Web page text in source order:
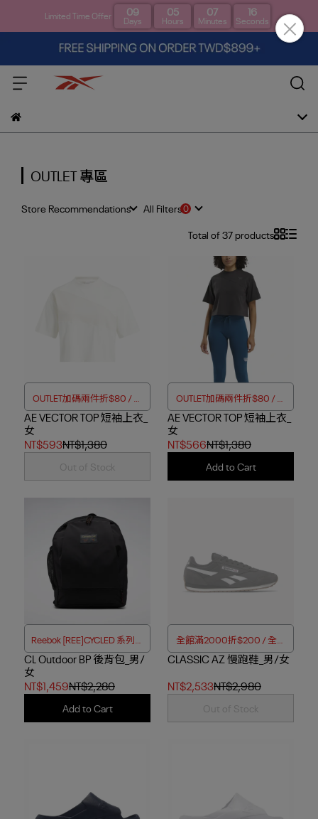
Limited Time Offer 09
Days
05
Hours
07
Minutes
16
Seconds
OUTLET 專區
Store Recommendations
All Filters
Total of 37 products
OUTLET加碼兩件折$80 / 四
件折$188
AE VECTOR TOP 短袖上衣_
女
NT$593NT$1,380
Out of Stock
OUTLET加碼兩件折$80 / 四
件折$188
AE VECTOR TOP 短袖上衣_
女
NT$566NT$1,380
Add to Cart
Reebok [REE]CYCLED 系列戶
外風後背包
CL Outdoor BP 後背包_男/
女
NT$1,459NT$2,280
Add to Cart
全館滿2000折$200 / 全館
滿4000折$350
CLASSIC AZ 慢跑鞋_男/女
NT$2,533NT$2,980
Out of Stock